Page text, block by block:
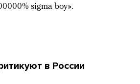
sigma boy».
в России